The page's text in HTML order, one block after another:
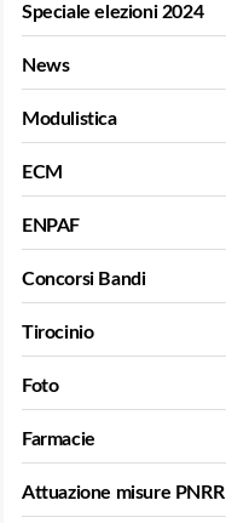
Speciale elezioni 2024
News
Modulistica
ECM
ENPAF
Concorsi Bandi
Tirocinio
Foto
Farmacie
Attuazione misure PNRR